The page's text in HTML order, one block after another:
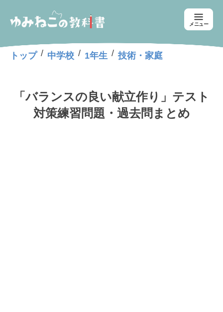
メニュー
トップ / 中学校 / 1年生 / 技術・家庭
「バランスの良い献立作り」テスト
対策練習問題・過去問まとめ